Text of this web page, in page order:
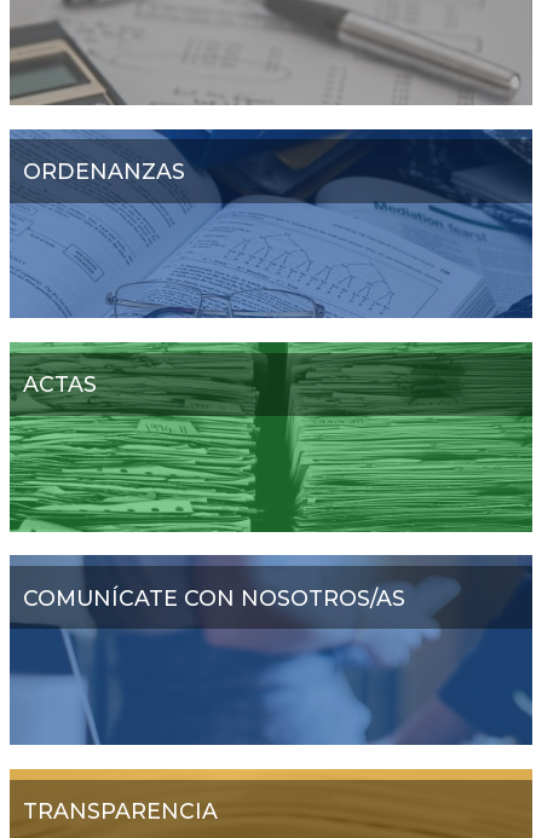
ORDENANZAS
ACTAS
COMUNÍCATE CON NOSOTROS/AS
TRANSPARENCIA